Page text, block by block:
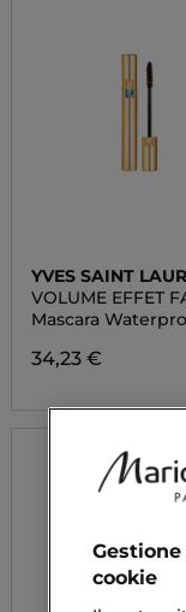
YVES SAINT
VOLUME EFFET
CILS
Mascara
34,23 €
cookie